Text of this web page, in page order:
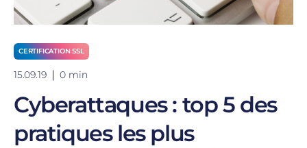
CERTIFICATION SSL
15.09.19 0 min
Cyberattaques : top 5 des
pratiques les plus